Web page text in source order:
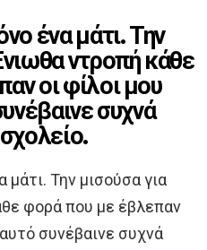
ένα μάτι. Την
ντροπή κάθε
οι φίλοι μου
συχνά
μάτι. Την μισούσα για
φορά που με έβλεπαν
συνέβαινε συχνά